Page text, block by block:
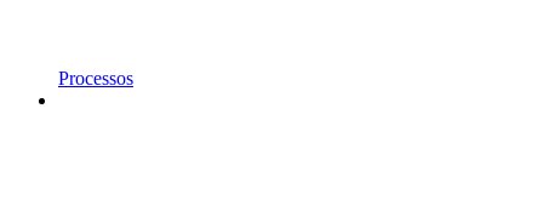
Processos